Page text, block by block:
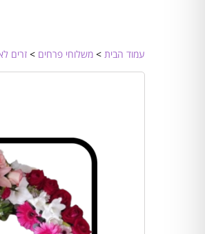
עמוד הבית > משלוחי פרחים > זרים